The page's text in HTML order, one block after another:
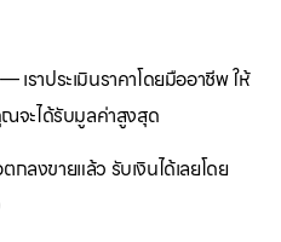
เราประเมินราคาโดยมืออาชีพ ให้
ะได้รับมูลค่าสูงสุด
ลงขายแล้ว รับเงินได้เลยโดย